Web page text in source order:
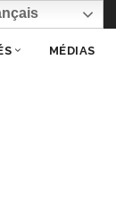
MÉDIAS